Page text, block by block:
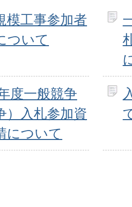
模工事参加者
ついて
度一般競争
）入札参加資
について